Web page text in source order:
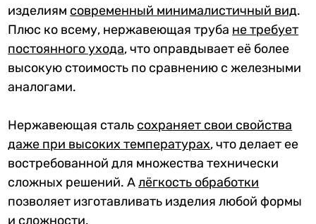
изделиям современный минималистичный вид.
Плюс ко всему, нержавеющая труба не требует
постоянного ухода, что оправдывает её более
высокую стоимость по сравнению с железными
аналогами.
Нержавеющая сталь сохраняет свои свойства
даже при высоких температурах, что делает ее
востребованной для множества технически
сложных решений. Алёгкость обработки
позволяет изготавливать изделия любой формы
и сложности.